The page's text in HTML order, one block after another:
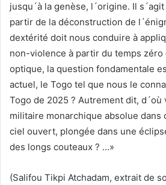
jusqu´à la genèse, l´origine. Il
partir de la déconstruction de
dextérité doit nous conduire à
non-violence à partir du temps zéro
optique, la question fondamentale
actuel, le Togo tel que nous le
Togo de 2025 ? Autrement dit, d´où
militaire monarchique absolue dans
ciel ouvert, plongée dans une
des longs couteaux ? …»
(Salifou Tikpi Atchadam, extrait de